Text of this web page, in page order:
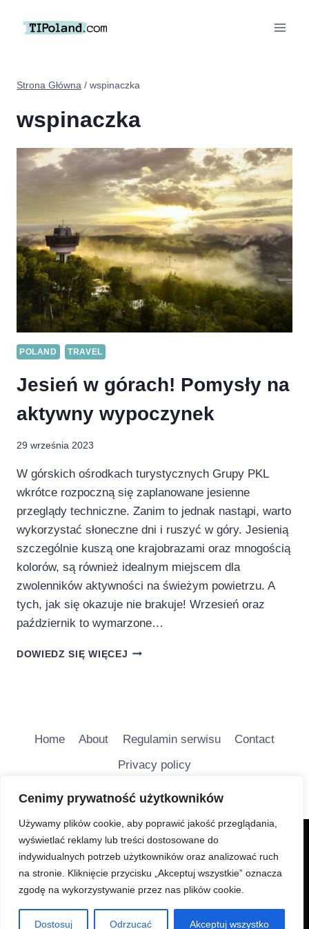
Cenimy prywatność użytkowników
Używamy plików cookie, aby poprawić jakość przeglądania,
wyświetlać reklamy lub treści dostosowane do
indywidualnych potrzeb użytkowników oraz analizować ruch
na stronie. Kliknięcie przycisku „Akceptuj wszystkie” oznacza
zgodę na wykorzystywanie przez nas plików cookie.
Dostosuj Odrzucać Akceptuj wszystko
Strona Główna / wspinaczka
wspinaczka
POLAND TRAVEL
Jesień w górach! Pomysły na
aktywny wypoczynek
29 września 2023
W górskich ośrodkach turystycznych Grupy PKL
wkrótce rozpoczną się zaplanowane jesienne
przeglądy techniczne. Zanim to jednak nastąpi, warto
wykorzystać słoneczne dni i ruszyć w góry. Jesienią
szczególnie kuszą one krajobrazami oraz mnogością
kolorów, są również idealnym miejscem dla
zwolenników aktywności na świeżym powietrzu. A
tych, jak się okazuje nie brakuje! Wrzesień oraz
październik to wymarzone…
DOWIEDZ SIĘ WIĘCEJ JESIEŃ
WYPOCZYNEK
Home About Regulamin serwisu
Contact
Privacy policy
Charakter Serwisu jest głównie informacyjny i ma na
celu bezpłatne udostępnianie wiadomości
turystycznych.
© 2026